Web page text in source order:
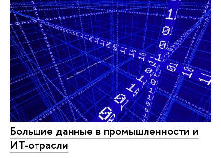
Большие данные в промышленности и
ИТ-отрасли